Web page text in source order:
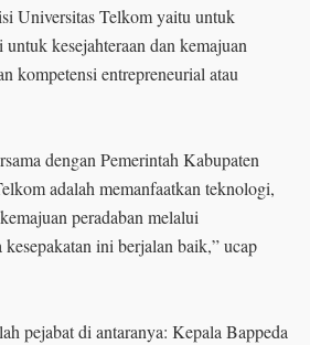
Universitas Telkom yaitu untuk
kesejahteraan dan kemajuan
kompetensi entrepreneurial atau
dengan Pemerintah Kabupaten
adalah memanfaatkan teknologi,
peradaban melalui
ini berjalan baik,” ucap
pejabat di antaranya: Kepala Bappeda